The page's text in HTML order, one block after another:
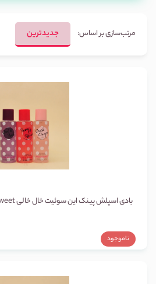
مرتب‌سازی بر اساس: جدیدترین
بادی اسپلش پینک این سوئیت خال خالی Pink in sweet
ناموجود